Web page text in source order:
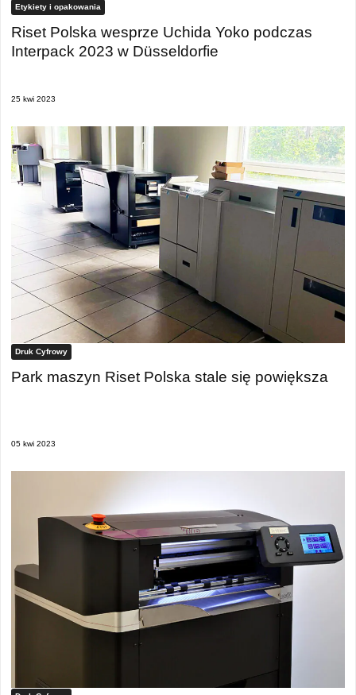
Etykiety i opakowania
Riset Polska wesprze Uchida Yoko podczas
Interpack 2023 w Düsseldorfie
25 kwi 2023
Druk Cyfrowy
Park maszyn Riset Polska stale się powiększa
05 kwi 2023